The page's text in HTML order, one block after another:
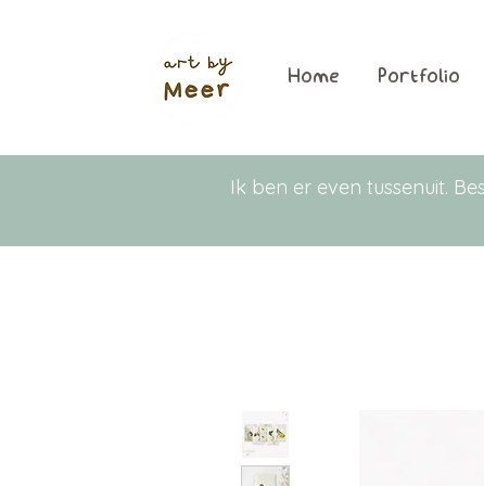
Home Portfolio
Ik ben er even tussenuit.